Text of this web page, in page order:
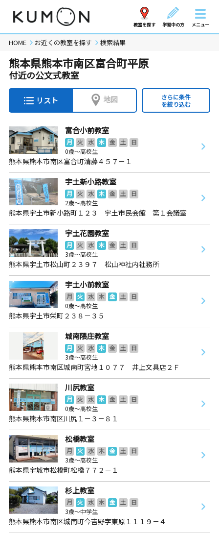
教室を探す 学習中の方 メニュー
HOME お近くの教室を探す 検索結果
熊本県熊本市南区富合町平原
付近の公文式教室
リスト 地図
さらに条件
を絞り込む
富合小前教室
月 火 水 木 金 土
日
0歳～高校生
熊本県熊本市南区富合町清藤４５７－１
宇土新小路教室
月 火 水 木 金 土
日
2歳～高校生
熊本県宇土市新小路町１２３ 宇土市民会館 第１会議室
宇土花園教室
月 火 水 木 金 土
日
3歳～高校生
熊本県宇土市松山町２３９７ 松山神社内社務所
宇土小前教室
月 火 水 木 金 土
日
0歳～高校生
熊本県宇土市栄町２３８－３５
城南隈庄教室
月 火 水 木 金 土
日
3歳～高校生
熊本県熊本市南区城南町宮地１０７７ 井上文具店２Ｆ
川尻教室
月 火 水 木 金 土
日
0歳～高校生
熊本県熊本市南区川尻１－３－８１
松橋教室
月 火 水 木 金 土
日
3歳～高校生
熊本県宇城市松橋町松橋７７２－１
杉上教室
月 火 水 木 金 土
日
3歳～中学生
熊本県熊本市南区城南町今吉野字東原１１１９－４